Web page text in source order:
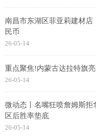
南昌市东湖区菲亚莉建材店
民币
26-05-14
重点聚焦!内蒙古达拉特旗
26-05-14
微动态丨名嘴狂喷詹姆斯拒
区后胜率垫底
26-05-14